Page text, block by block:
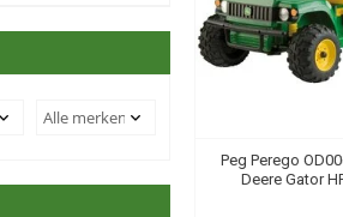
Peg Perego
Deere Gator